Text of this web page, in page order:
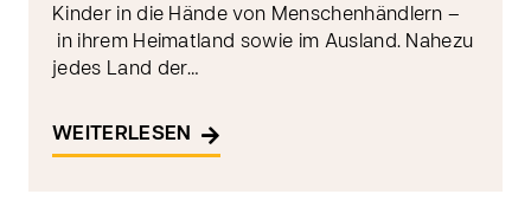
Kinder in die Hände von Menschenhändlern –
in ihrem Heimatland sowie im Ausland. Nahezu
jedes Land der…
WEITERLESEN